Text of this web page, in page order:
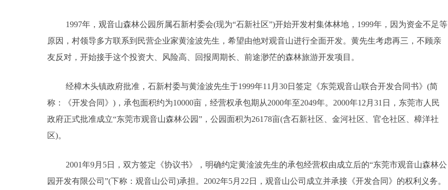
1997年，观音山森林公园所属石新村委会(现为“石新社区”)开始开发村集体林地，1999年，因为资金不足等
原因，村领导多方联系到民营企业家黄淦波先生，希望由他对观音山进行全面开发。黄先生考虑再三，不顾亲
友反对，开始接手这个投资大、风险高、回报周期长、前途渺茫的森林旅游开发项目。
经樟木头镇政府批准，石新村委与黄淦波先生于1999年11月30日签定《东莞观音山联合开发合同书》(简
称：《开发合同》)，承包面积约为10000亩，经营权承包期从2000年至2049年。2000年12月31日，东莞市人民
政府正式批准成立“东莞市观音山森林公园”，公园面积为26178亩(含石新社区、金河社区、官仓社区、樟洋社
区)。
2001年9月5日，双方签定《协议书》，明确约定黄淦波先生的承包经营权由成立后的“东莞市观音山森林公
园开发有限公司”(下称：观音山公司)承担。2002年5月22日，观音山公司成立并承接《开发合同》的权利义务。